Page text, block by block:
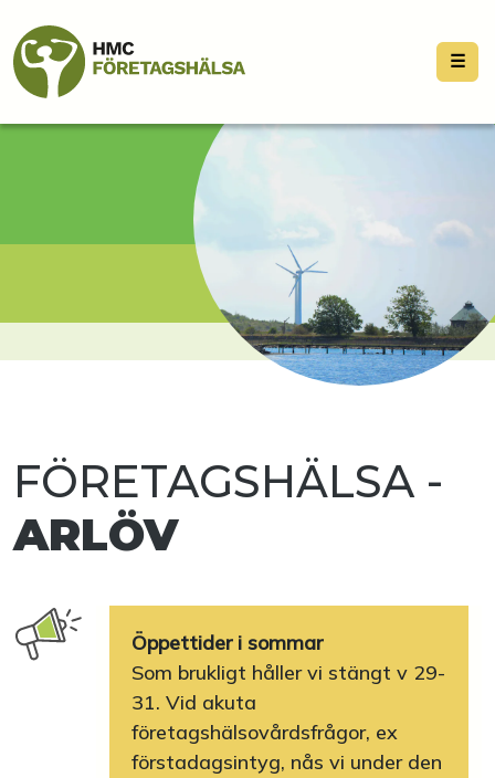
☰
FÖRETAGSHÄLSA -
ARLÖV
Öppettider i sommar
Som brukligt håller vi stängt v 29-
31. Vid akuta
företagshälsovårdsfrågor, ex
förstadagsintyg, nås vi under den